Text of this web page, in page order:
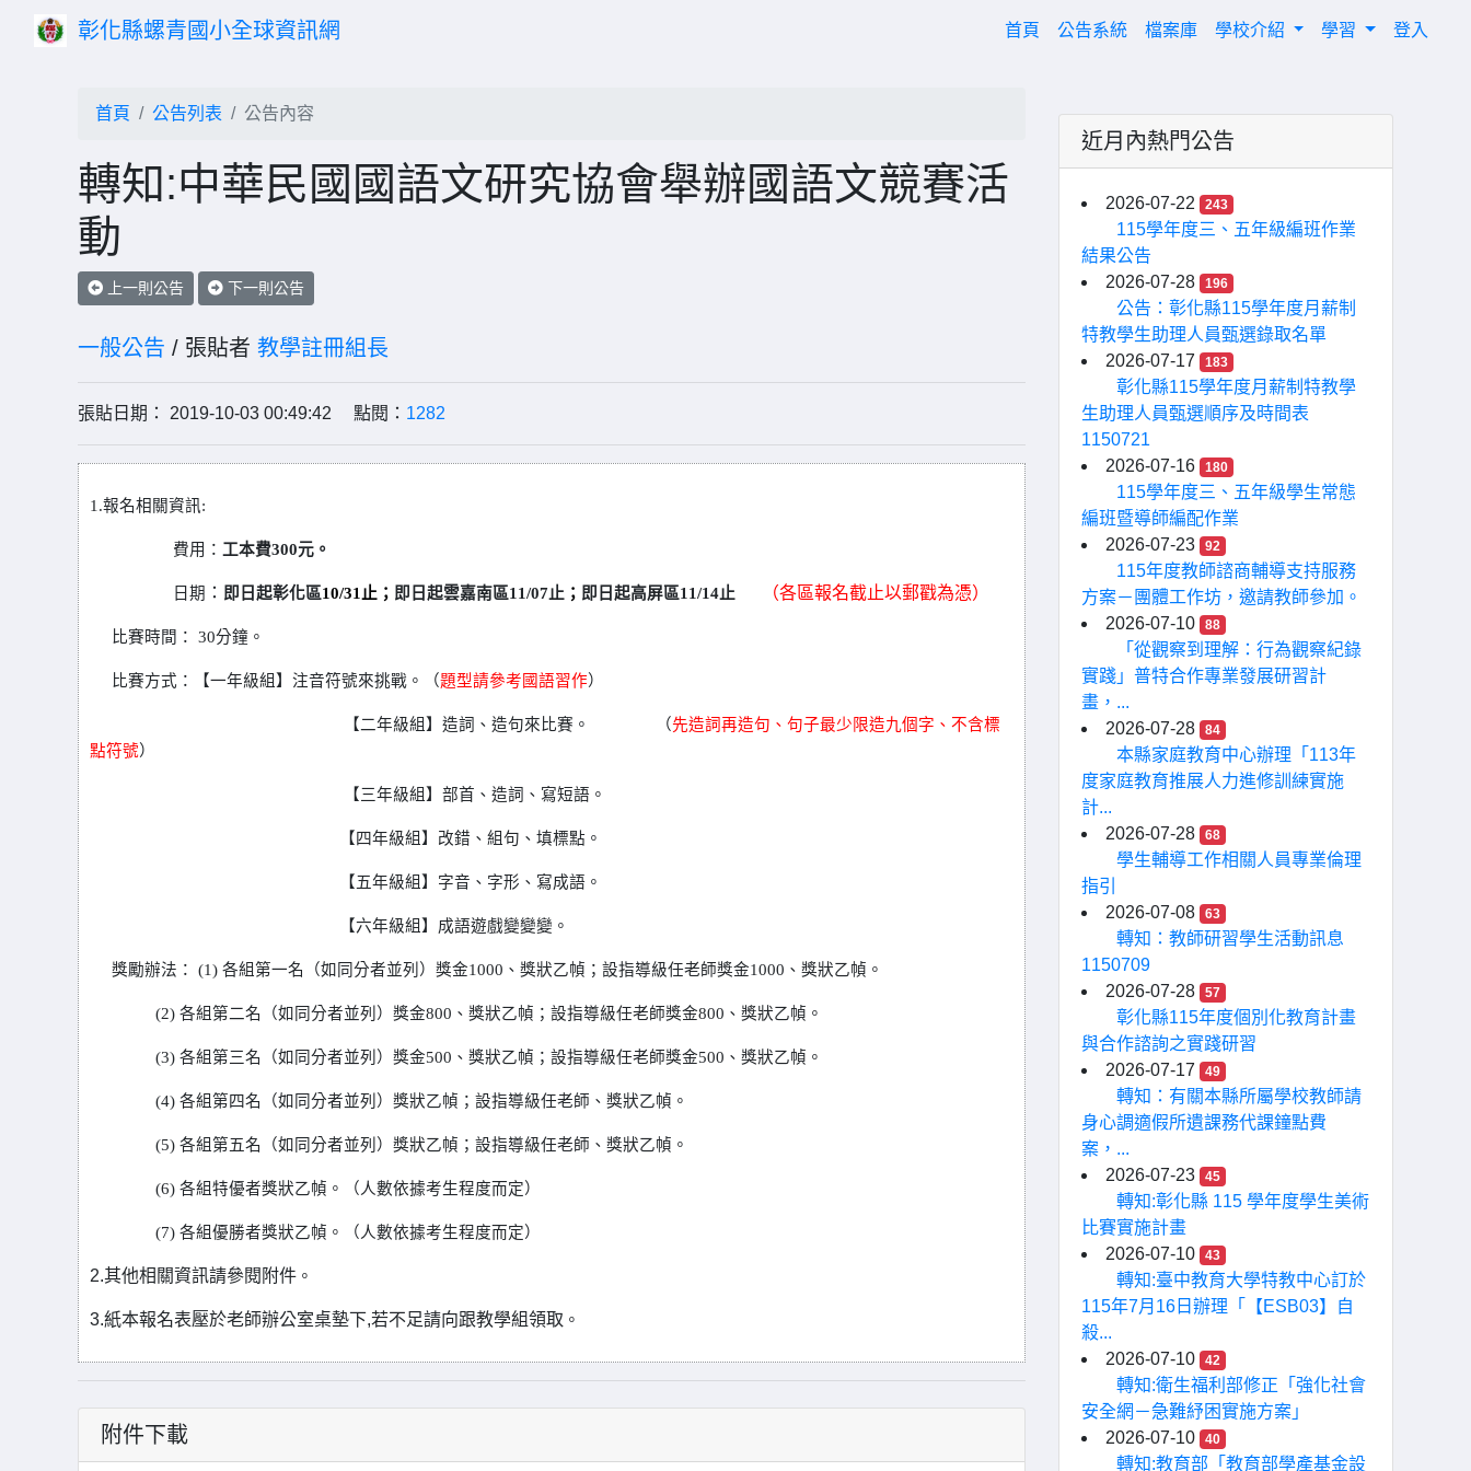
彰化縣螺青國小全球資訊網 首頁(current)
公告系統 檔案庫 學校介紹 學習 登入
首頁 公告列表 公告內容
轉知:中華民國國語文研究協會舉辦國語文競賽活
動
上一則公告 下一則公告
一般公告 / 張貼者 教學註冊組長
張貼日期： 2019-10-03 00:49:42 點閱： 1282
1.報名相關資訊:
費用： 工本費300元。
日期 ： 即日起彰化區10/31 止； 即日起雲嘉南區11/07止 ； 即日起高屏區11/14止 （各區報名截止以郵戳為憑）
比賽時間： 30分鐘。
比賽方式： 【一年級組】注音符號來挑戰。（題型請參考國語習作）
【二年級組】造詞、造句來比賽。 （先造詞再造句、句子最少限造九個字、不含標
點符號）
【三年級組】部首、造詞、寫短語。
【四年級組】改錯、組句、填標點。
【五年級組】字音、字形、寫成語。
【六年級組】成語遊戲變變變。
獎勵辦法： (1) 各組第一名（如同分者並列）獎金1000 、獎狀乙幀； 設指導級任老師獎金1000 、獎狀乙幀。
(2) 各組第二名（如同分者並列）獎金800 、獎狀乙幀； 設指導級任老師獎金800 、獎狀乙幀。
(3) 各組第三名（如同分者並列）獎金500 、獎狀乙幀； 設指導級任老師獎金500 、獎狀乙幀。
(4) 各組第四名（如同分者並列）獎狀乙幀； 設指導級任老師、獎狀乙幀。
(5) 各組第五名（如同分者並列）獎狀乙幀；設指導級任老師、獎狀乙幀。
(6) 各組特優者獎狀乙幀。（ 人數依據考生程度而定）
(7) 各組優勝者獎狀乙幀。（ 人數依據考生程度而定）
2.其他相關資訊請參閱附件 。
3.紙本報名表壓於老師辦公室桌墊下,若不足請向跟教學組領取 。
附件下載
近月內熱門公告
2026-07-22 243
115學年度三、五年級編班作業
結果公告
2026-07-28
196
公告：彰化縣115學年度月薪制
特教學生助理人員甄選錄取名單
2026-07-17
183
彰化縣115學年度月薪制特教學
生助理人員甄選順序及時間表
1150721
2026-07-16
180
115學年度三、五年級學生常態
編班暨導師編配作業
2026-07-23
92
115年度教師諮商輔導支持服務
方案－團體工作坊，邀請教師參加。
2026-07-10
88
「從觀察到理解：行為觀察紀錄
實踐」普特合作專業發展研習計
畫，...
2026-07-28
84
本縣家庭教育中心辦理「113年
度家庭教育推展人力進修訓練實施
計...
2026-07-28
68
學生輔導工作相關人員專業倫理
指引
2026-07-08
63
轉知：教師研習學生活動訊息
1150709
2026-07-28
57
彰化縣115年度個別化教育計畫
與合作諮詢之實踐研習
2026-07-17
49
轉知：有關本縣所屬學校教師請
身心調適假所遺課務代課鐘點費
案，...
2026-07-23
45
轉知:彰化縣 115 學年度學生美術
比賽實施計畫
2026-07-10
43
轉知:臺中教育大學特教中心訂於
115年7月16日辦理「【ESB03】自
殺...
2026-07-10
42
轉知:衛生福利部修正「強化社會
安全網－急難紓困實施方案」
2026-07-10
40
轉知:教育部「教育部學產基金設